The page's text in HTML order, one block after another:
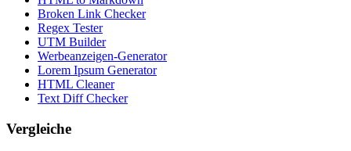
Broken Link Checker
Regex Tester
UTM Builder
Werbeanzeigen-Generator
Lorem Ipsum Generator
HTML Cleaner
Text Diff Checker
Vergleiche